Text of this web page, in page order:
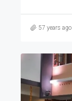
57 years ago